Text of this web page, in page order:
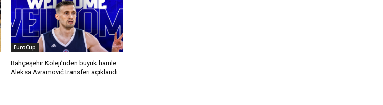
EuroCup
Bahçeşehir Koleji’nden büyük hamle:
Aleksa Avramović transferi açıklandı